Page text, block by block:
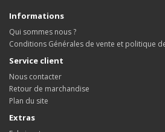
Informations
Qui sommes nous ?
Conditions Générales de vente et politique
Service client
Nous contacter
Retour de marchandise
Plan du site
Extras